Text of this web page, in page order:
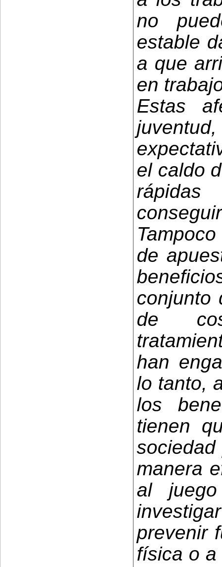
no
estable
a que
en
Estas
el caldo
de
conjunto
de
han
lo tanto,
los
tienen
manera
al
prevenir
física o a